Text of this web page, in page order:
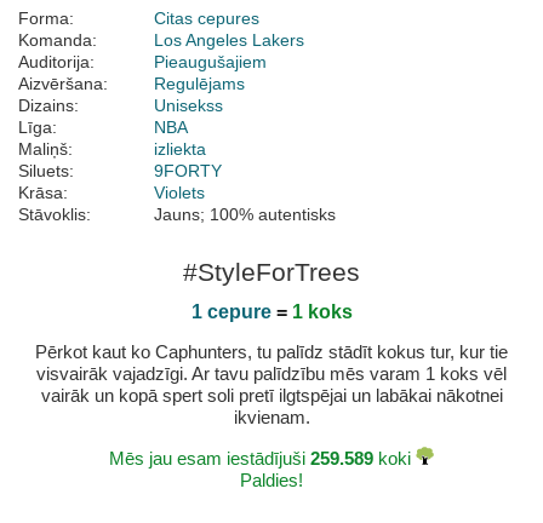
Forma:
Citas cepures
Komanda:
Los Angeles Lakers
Auditorija:
Pieaugušajiem
Aizvēršana:
Regulējams
Dizains:
Unisekss
Līga:
NBA
Maliņš:
izliekta
Siluets:
9FORTY
Krāsa:
Violets
Stāvoklis:
Jauns; 100% autentisks
#StyleForTrees
1 cepure= 1 koks
Pērkot kaut ko Caphunters, tu palīdz stādīt kokus tur, kur tie
visvairāk vajadzīgi. Ar tavu palīdzību mēs varam 1 koks vēl
vairāk un kopā spert soli pretī ilgtspējai un labākai nākotnei
ikvienam.
Mēs jau esam iestādījuši 259.589 koki
Paldies!